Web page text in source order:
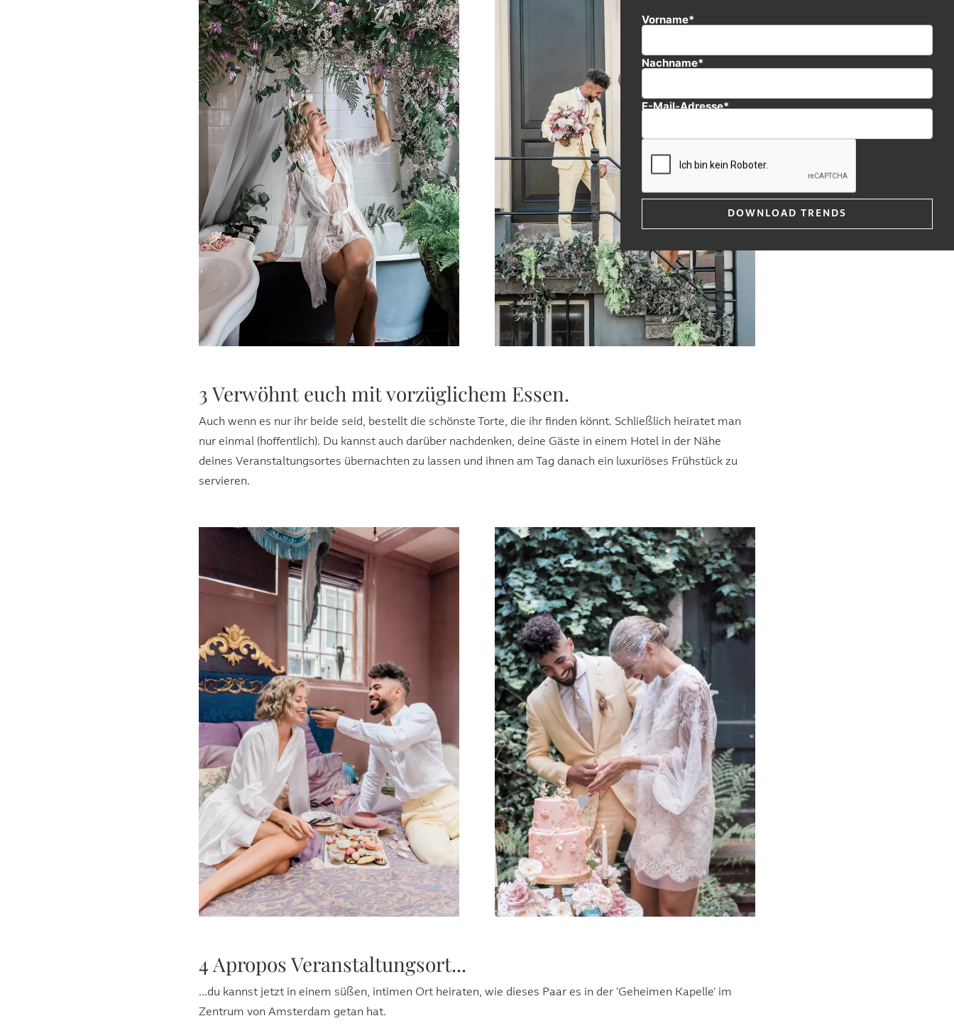
3 Verwöhnt euch mit vorzüglichem Essen.
Auch wenn es nur ihr beide seid, bestellt die schönste Torte, die ihr finden könnt. Schließlich heiratet man
nur einmal (hoffentlich). Du kannst auch darüber nachdenken, deine Gäste in einem Hotel in der Nähe
deines Veranstaltungsortes übernachten zu lassen und ihnen am Tag danach ein luxuriöses Frühstück zu
servieren.
4 Apropos Veranstaltungsort...
...du kannst jetzt in einem süßen, intimen Ort heiraten, wie dieses Paar es in der 'Geheimen Kapelle' im
Zentrum von Amsterdam getan hat.
Vorname*
Nachname*
E-Mail-Adresse*